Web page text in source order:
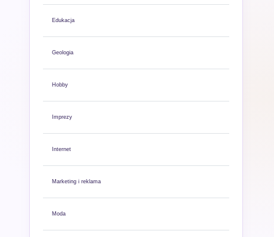
Edukacja
Geologia
Hobby
Imprezy
Internet
Marketing i reklama
Moda